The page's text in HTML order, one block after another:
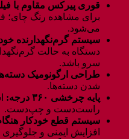
قوری پیرکس مقاوم با
برای مشاهده رنگ چای؛
می‌شود.
سیستم گرم‌نگهدارنده
دستگاه به حالت
سرو باشد.
طراحی ارگونومیک
شدن دسته‌ها.
پایه چرخشی ۳۶۰ درجه:
راست‌دست و چپ‌دست.
سیستم قطع خودکار
افزایش ایمنی و